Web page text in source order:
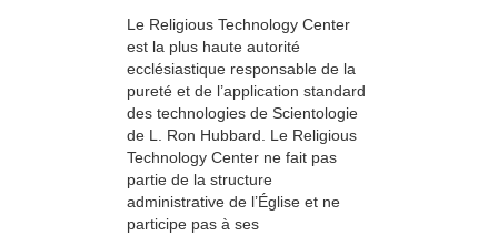
Le Religious Technology Center
est la plus haute autorité
ecclésiastique responsable de la
pureté et de l’application standard
des technologies de Scientologie
de L. Ron Hubbard. Le Religious
Technology Center ne fait pas
partie de la structure
administrative de l’Église et ne
participe pas à ses